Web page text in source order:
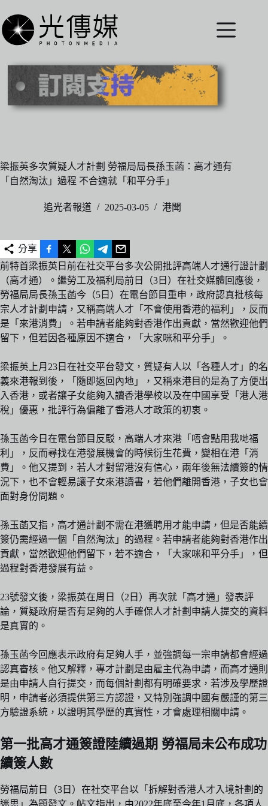
至
主
內
梁振英多次質疑人才計劃 勞福局局長孫玉菡：高才通有
「自然淘汰」過程 不合適就「和平分手」
追光者報道 2025-03-05 港聞
分享
前特首梁振英日前在社交平台多次公開批評高端人才通行證計劃
（高才通）。繼勞工及福利局前日（3日）在社交媒體回應後，
勞福局局長孫玉菡今（5日）在電台節目重申，政府認真批核每
宗人才計劃申請，又稱高端人才「不會使用香港的福利」，反而
是「來港消費」。若申請者能夠對香港作出貢獻，當然歡迎他們
留下，但若因各種原因不適合，「大家咪和平分手」。
梁振英上月23日在社交平台發文，質疑有人以「各種人才」的名
義來港報到後，「隨即返回內地」，又稱來港目的是為了方便出
入香港，或者讓子女能夠入讀香港學校以及在中國享受「港人港
稅」優惠，批評行為偏離了香港人才政策的初衷。
孫玉菡今日在電台節目反駁，高端人才來港「唔會點用我哋福
利」，反而尋找在港發展機會的時候衍生花費，變相在港「消
費」。他又提到，若人才對留港沒有信心，兩年後無法續簽的情
況下，也不會輕易讓子女來港讀書，若他們離開香港，子女也會
面對身份問題。
孫玉菡又指，高才通計劃不需在港獲聘用才能申請，但是否能續
簽仍需經過一個「自然淘汰」的過程。若申請者能夠對香港作出
貢獻，當然歡迎他們留下，若不適合，「大家咪和平分手」，但
過程對香港發展有益。
23號發文後，梁振英在周日（2日）再次就「高才通」發表評
論，質疑政府是否有足夠的人手確保人才計劃申請人提交的資料
是真實的。
孫玉菡今回應表示政府有足夠人手，並強調每一宗申請都會經過
認真審核。他又解釋，專才計劃是由雇主代為申請，而高才通則
是由申請人自行提交，而每個計劃都有明確要求，若涉及學歷證
明，申請者必須提供第三方認證，又特別強調中國有嚴謹的第三
方驗證系統，以證明其學歷的真實性，才會處理相關申請。
第一批高才通簽證陸續過期 勞福局未公布成功
續簽人數
勞福局前日（3日）在社交平台以「拆解對香港人才入境計劃的
迷思」為題發文。帖文指出，由2022年底至今年1月底，各項人